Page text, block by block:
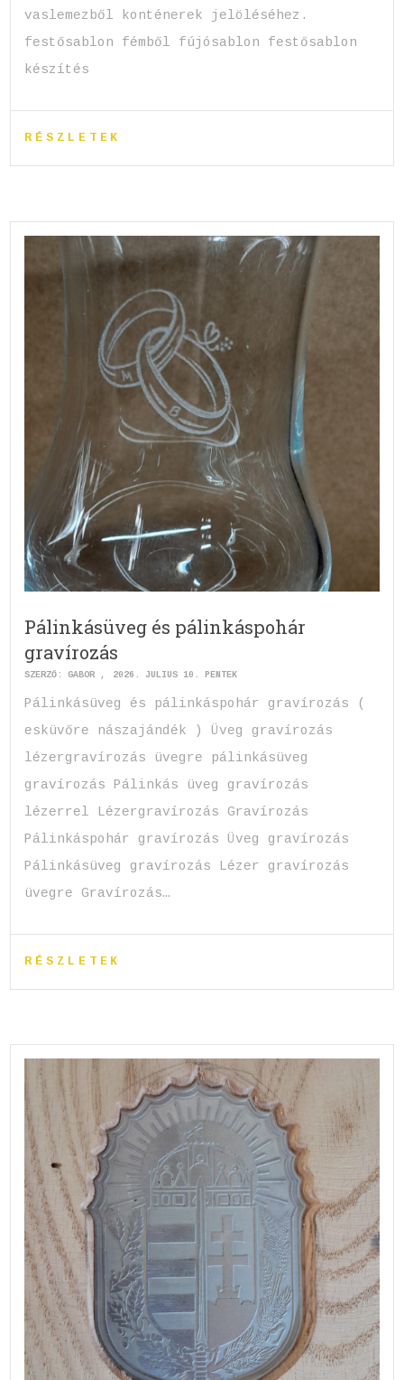
vaslemezből konténerek jelöléséhez.
festősablon fémből fújósablon festősablon
készítés
RÉSZLETEK
Pálinkásüveg és pálinkáspohár
gravírozás
SZERZŐ:GABOR 2026. JÚLIUS 10. PÉNTEK
Pálinkásüveg és pálinkáspohár gravírozás (
esküvőre nászajándék ) Üveg gravírozás
lézergravírozás üvegre pálinkásüveg
gravírozás Pálinkás üveg gravírozás
lézerrel Lézergravírozás Gravírozás
Pálinkáspohár gravírozás Üveg gravírozás
Pálinkásüveg gravírozás Lézer gravírozás
üvegre Gravírozás…
RÉSZLETEK